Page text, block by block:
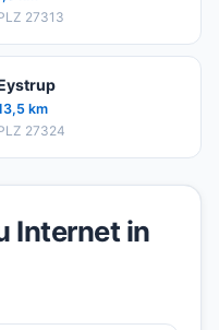
27313
km
27324
Internet in